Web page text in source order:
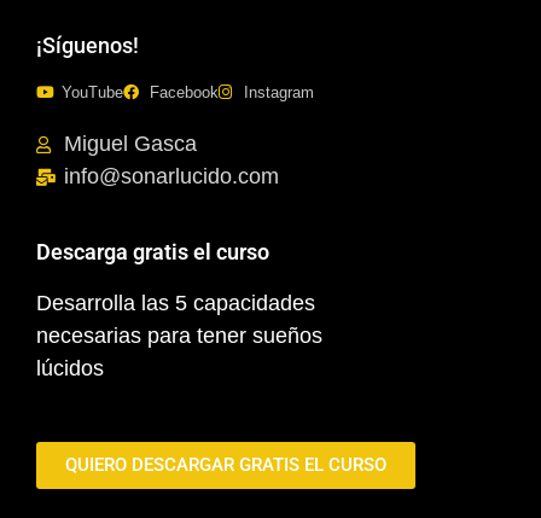
¡Síguenos!
YouTube Facebook Instagram
Miguel Gasca
info@sonarlucido.com
Descarga gratis el curso
Desarrolla las 5 capacidades
necesarias para tener sueños
lúcidos
QUIERO DESCARGAR GRATIS EL CURSO